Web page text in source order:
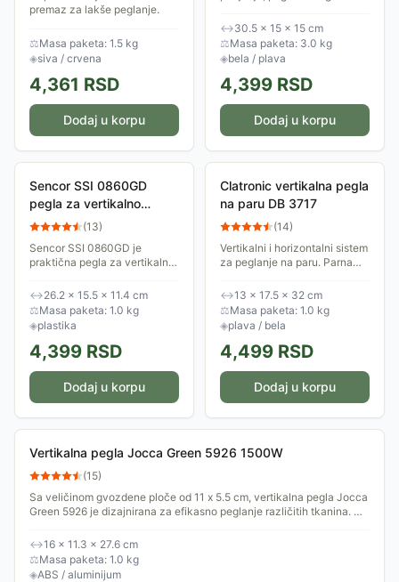
premaz za lakše peglanje.
kapanja i stvaranja kamenca.
Ima...
⚖Masa paketa: 1.5 kg
◈siva / crvena
4,361 RSD
Dodaj u korpu
nameštate sledeći komad
odeće na dasku, ona je već
spremna za rad....
↔30.5 × 15 × 15 cm
⚖Masa paketa: 3.0 kg
◈bela / plava
4,399 RSD
Dodaj u korpu
Sencor SSI 0860GD
pegla za vertikalno
peglanje (13)
Sencor SSI 0860GD je
praktična pegla za vertikalno
uklanja bore i osvežava
odeću. Savršena za
putovanja i brze intervencije.
↔26.2 × 15.5 × 11.4 cm
⚖Masa paketa: 1.0 kg
◈plastika
4,399 RSD
Dodaj u korpu
Clatronic vertikalna pegla
na paru DB 3717
(14)
Vertikalni i horizontalni sistem
za peglanje na paru. Parna
glatko peglanje i uklanjanje
čestica i dlačica.
↔13 × 17.5 × 32 cm
⚖Masa paketa: 1.0 kg
◈plava / bela
4,499 RSD
Dodaj u korpu
Vertikalna pegla Jocca Green 5926 1500W
(15)
Sa veličinom gvozdene ploče od 11 x 5.5 cm, vertikalna pegla Jocca
Green 5926 je dizajnirana za efikasno peglanje različitih tkanina. Uz
↔16 × 11.3 × 27.6 cm
⚖Masa paketa: 1.0 kg
◈ABS / aluminijum